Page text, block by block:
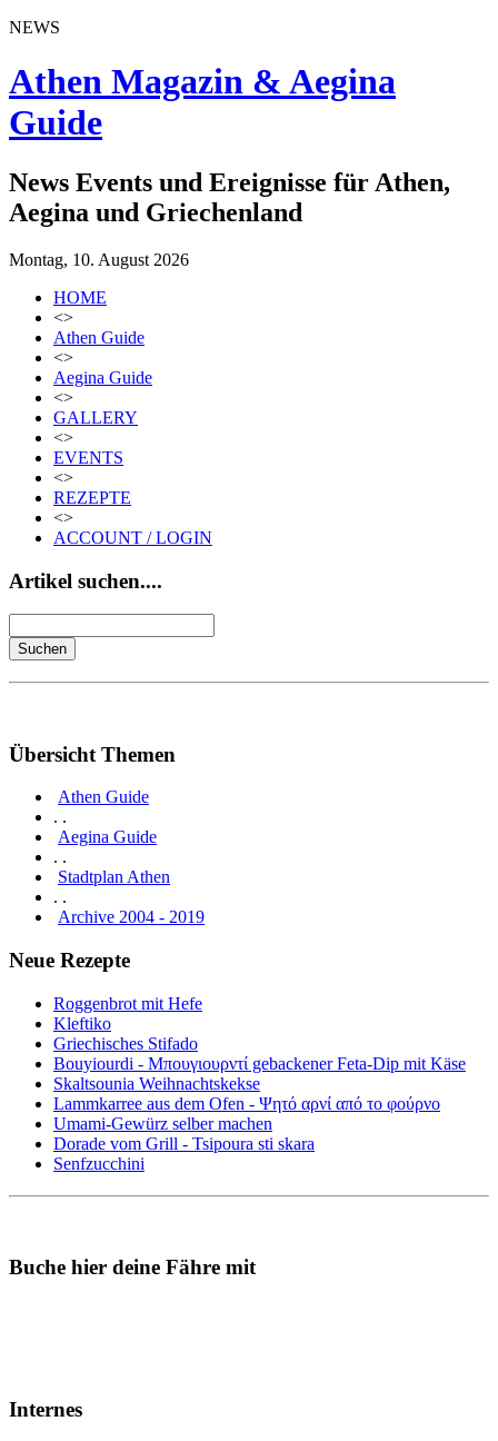
NEWS
Athen Magazin & Aegina
Guide
News Events und Ereignisse für Athen,
Aegina und Griechenland
Montag, 10. August 2026
HOME
<>
Athen Guide
<>
Aegina Guide
<>
GALLERY
<>
EVENTS
<>
REZEPTE
<>
ACCOUNT / LOGIN
Artikel suchen....
Übersicht Themen
Athen Guide
. .
Aegina Guide
. .
Stadtplan Athen
. .
Archive 2004 - 2019
Neue Rezepte
Roggenbrot mit Hefe
Kleftiko
Griechisches Stifado
Bouyiourdi - Μπουγιουρντί gebackener Feta-Dip mit Käse
Skaltsounia Weihnachtskekse
Lammkarree aus dem Ofen - Ψητό αρνί από το φούρνο
Umami-Gewürz selber machen
Dorade vom Grill - Tsipoura sti skara
Senfzucchini
Buche hier deine Fähre mit
Internes